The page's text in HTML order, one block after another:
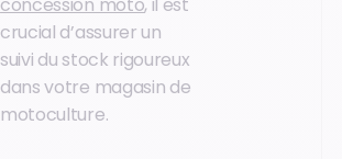
crucial d’assurer un
suivi du stock rigoureux
dans votre magasin de
motoculture.